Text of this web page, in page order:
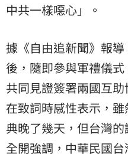
中共一樣噁心」。
據《自由追新聞》報
後，隨即參與軍禮儀
共同見證簽署兩國互
在致詞時感性表示，
典晚了幾天，但台灣
全開強調，中華民國